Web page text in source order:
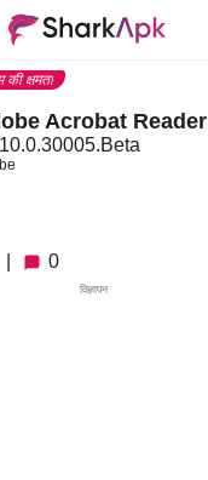
की क्षमता
Acrobat Reader
0
विज्ञापन